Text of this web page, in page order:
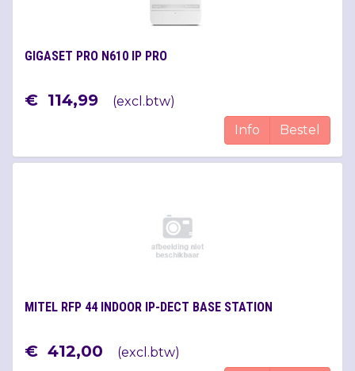
GIGASET PRO N610 IP PRO
€ 114,99 (excl.btw)
Info
Bestel
MITEL RFP 44 INDOOR IP-DECT BASE STATION
€ 412,00 (excl.btw)